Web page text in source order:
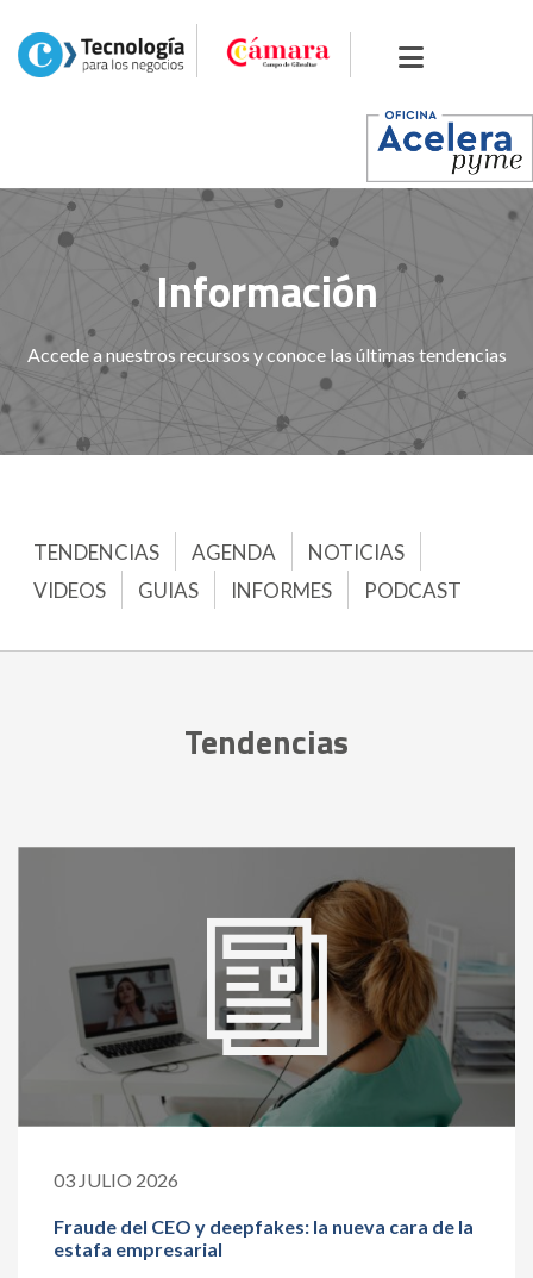
Información
Accede a nuestros recursos y conoce las últimas tendencias
TENDENCIAS AGENDA
NOTICIAS
VIDEOS
GUIAS INFORMES PODCAST
Tendencias
03 JULIO 2026
Fraude del CEO y deepfakes: la nueva cara de la
estafa empresarial